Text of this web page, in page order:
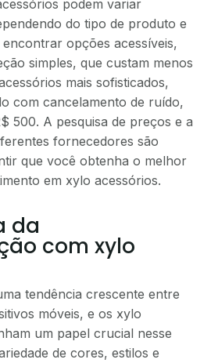
podem variar
do tipo de produto e
opções acessíveis,
simples, que custam menos
mais sofisticados,
com cancelamento de ruído,
500. A pesquisa de preços e a
fornecedores são
que você obtenha o melhor
em xylo acessórios.
da
com xylo
tendência crescente entre
móveis, e os xylo
um papel crucial nesse
de cores, estilos e